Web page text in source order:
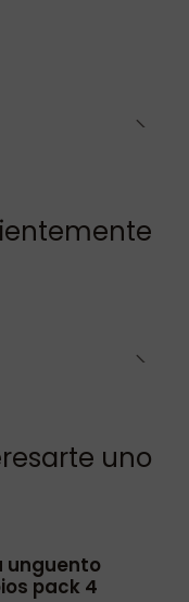
uno
unguento
pack 4